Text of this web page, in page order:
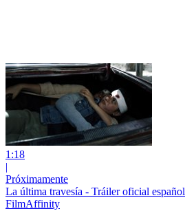
1:18
|
Próximamente
La última travesía - Tráiler oficial español
FilmAffinity